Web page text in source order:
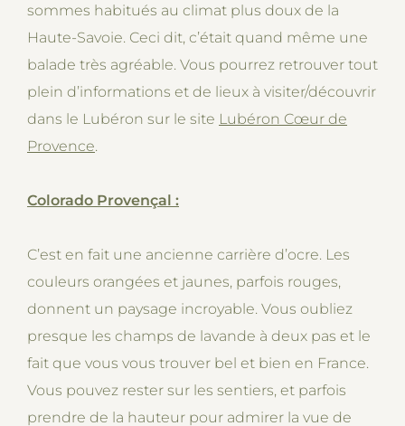
sommes habitués au climat plus doux de la
Haute-Savoie. Ceci dit, c’était quand même une
balade très agréable. Vous pourrez retrouver tout
plein d’informations et de lieux à visiter/découvrir
dans le Lubéron sur le site Lubéron Cœur de
Provence.
Colorado Provençal :
C’est en fait une ancienne carrière d’ocre. Les
couleurs orangées et jaunes, parfois rouges,
donnent un paysage incroyable. Vous oubliez
presque les champs de lavande à deux pas et le
fait que vous vous trouver bel et bien en France.
Vous pouvez rester sur les sentiers, et parfois
prendre de la hauteur pour admirer la vue de